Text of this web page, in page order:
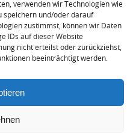
verwenden wir Technologien wie
speichern und/oder darauf
zustimmst, können wir Daten
IDs auf dieser Website
nicht erteilst oder zurückziehst,
beeinträchtigt werden.